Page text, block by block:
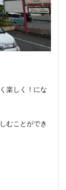
楽しく！にな
むことができ